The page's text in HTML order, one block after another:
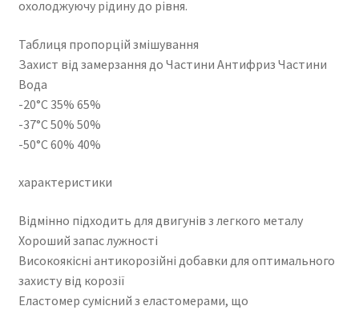
охолоджуючу рідину до рівня.
Таблиця пропорцій змішування
Захист від замерзання до Частини Антифриз Частини
Вода
-20°C 35% 65%
-37°C 50% 50%
-50°C 60% 40%
характеристики
Відмінно підходить для двигунів з легкого металу
Хороший запас лужності
Високоякісні антикорозійні добавки для оптимального
захисту від корозії
Еластомер сумісний з еластомерами, що